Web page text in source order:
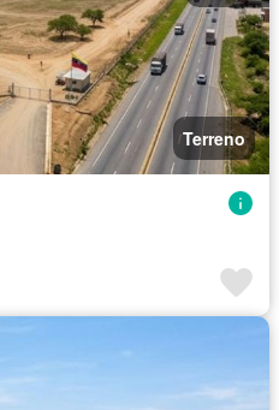
Terreno